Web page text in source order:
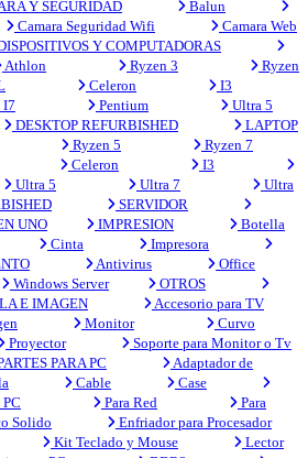
Y SEGURIDAD
Balun
Camara Seguridad Wifi
Camara Web
Y COMPUTADORAS
Athlon Ryzen 3
Ryzen
Celeron
I3
I7 Pentium
Ultra 5
DESKTOP REFURBISHED
LAPTOP
Ryzen 5
Ryzen 7
Celeron
I3
Ultra 5 Ultra 7
Ultra
SERVIDOR
UNO IMPRESION
Botella
Cinta
Impresora
Antivirus
Office
Windows Server
OTROS
E IMAGEN
Accesorio para TV
Monitor
Curvo
Proyector
Soporte para Monitor o Tv
PARA PC
Adaptador de
Cable
Case
PC Para Red
Para
Solido
Enfriador para Procesador
Kit Teclado y Mouse
Lector